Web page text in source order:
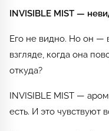
INVISIBLE MIST —
Его не видно. Но он —
взгляде, когда она
откуда?
INVISIBLE MIST —
есть. И это чувствуют